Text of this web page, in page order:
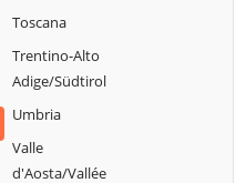
Rocchetta Ligure
Rosignano
Toscana
Trentino-Alto
Adige/Südtirol
Umbria
Valle
d'Aosta/Vallée